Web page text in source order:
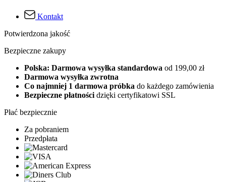
Kontakt
Potwierdzona jakość
Bezpieczne zakupy
Polska: Darmowa wysyłka standardowa od 199,00 zł
Darmowa wysyłka zwrotna
Co najmniej 1 darmowa próbka do każdego zamówienia
Bezpieczne płatności dzięki certyfikatowi SSL
Płać bezpiecznie
Za pobraniem
Przedpłata